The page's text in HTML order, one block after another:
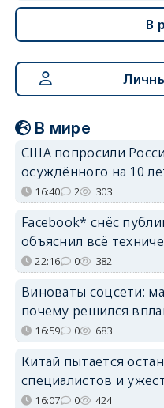
В
В мире
США попросили
осуждённого на 10
16:40 2 303
Facebook* снёс
объяснил всё
22:16 0 382
Виноваты соцсети:
почему решился
16:59 0 683
Китай пытается
специалистов и
16:07 0 424